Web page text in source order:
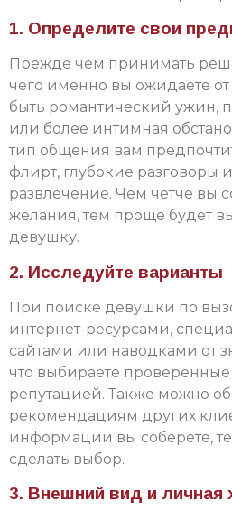
1. Определите свои
Прежде чем принимать
чего именно вы ожидаете от
быть романтический ужин,
или более интимная
тип общения вам
флирт, глубокие разговоры
развлечение. Чем четче вы
желания, тем проще будет
девушку.
2. Исследуйте варианты
При поиске девушки по
интернет-ресурсами,
сайтами или наводками от
что выбираете проверенные
репутацией. Также можно
рекомендациям других
информации вы соберете,
сделать выбор.
3. Внешний вид и личная